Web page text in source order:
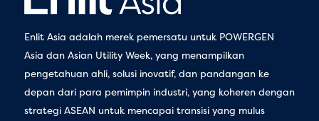
Enlit Asia adalah merek pemersatu untuk POWERGEN
Asia dan Asian Utility Week, yang menampilkan
pengetahuan ahli, solusi inovatif, dan pandangan ke
depan dari para pemimpin industri, yang koheren dengan
strategi ASEAN untuk mencapai transisi yang mulus